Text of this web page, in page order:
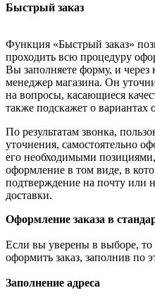
Быстрый заказ
Функция «Быстрый заказ»
проходить всю процедуру
Вы заполняете форму, и через
менеджер магазина. Он
на вопросы, касающиеся
также подскажет о вариантах
По результатам звонка,
уточнения, самостоятельно
его необходимыми
оформление в том виде, в
подтверждение на почту или
доставки.
Оформление заказа в
Если вы уверены в выборе, то
оформить заказ, заполнив по
Заполнение адреса